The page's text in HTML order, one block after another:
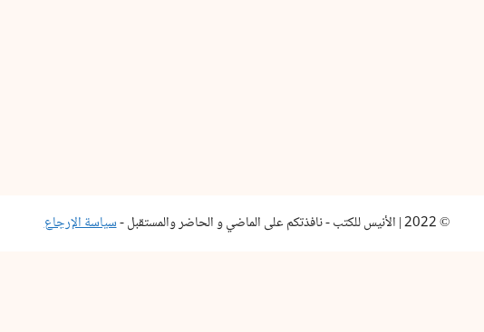
© 2022 | الأنيس للكتب - نافذتكم على الماضي و الحاضر والمستقبل - سياسة الإرجاع